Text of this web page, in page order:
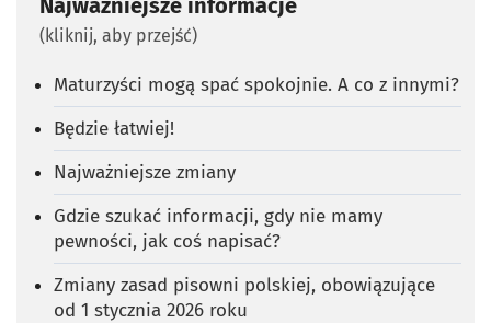
(kliknij, aby przejść)
Maturzyści mogą spać spokojnie. A co z innymi?
Będzie łatwiej!
Najważniejsze zmiany
Gdzie szukać informacji, gdy nie mamy
pewności, jak coś napisać?
Zmiany zasad pisowni polskiej, obowiązujące
od 1 stycznia 2026 roku